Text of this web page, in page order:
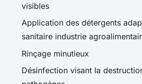
visibles
Application des détergents
sanitaire industrie
Rinçage minutieux
Désinfection visant la